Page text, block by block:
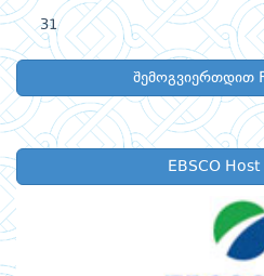
31
შემოგვიერთდით
EBSCO